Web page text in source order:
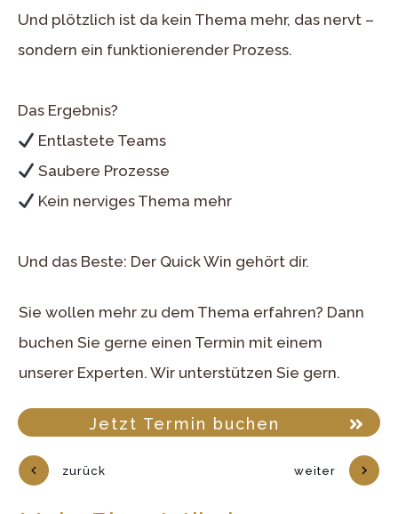
Und plötzlich ist da kein Thema mehr, das nervt –
sondern ein funktionierender Prozess.
Das Ergebnis?
Entlastete Teams
Saubere Prozesse
Kein nerviges Thema mehr
Und das Beste: Der Quick Win gehört dir.
Sie wollen mehr zu dem Thema erfahren? Dann
buchen Sie gerne einen Termin mit einem
unserer Experten. Wir unterstützen Sie gern.
Jetzt Termin buchen
zurück weiter